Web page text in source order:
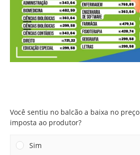
Você sentiu no balcão a baixa no
imposta ao produtor?
Sim